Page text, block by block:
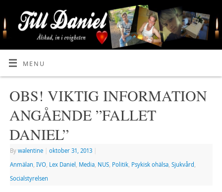
MENU
OBS! VIKTIG INFORMATION
ANGÅENDE ”FALLET
DANIEL”
By walentine oktober 31, 2013
Anmälan IVO, Lex Daniel Media, NUS, Politik, Psykisk ohälsa, Sjukvård
Socialstyrelsen